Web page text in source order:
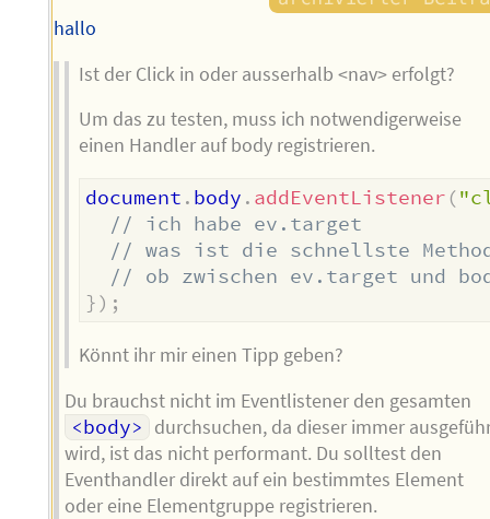
hallo
Ist der Click in oder ausserhalb <nav> erfolgt?
Um das zu testen, muss ich notwendigerweise
einen Handler auf body registrieren.
document . body . addEventListener (
// ich habe ev.target
// was ist die schnellste
// ob zwischen ev.target und
}) ;
Könnt ihr mir einen Tipp geben?
Du brauchst nicht im Eventlistener den gesamten
<body> durchsuchen, da dieser immer
wird, ist das nicht performant. Du solltest den
Eventhandler direkt auf ein bestimmtes Element
oder eine Elementgruppe registrieren.